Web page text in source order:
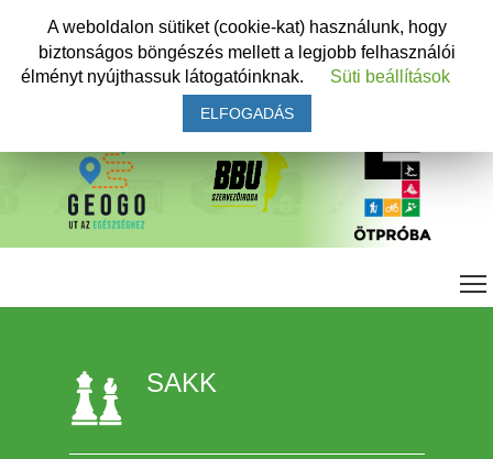
SAKK
A weboldalon sütiket (cookie-kat) használunk, hogy
biztonságos böngészés mellett a legjobb felhasználói
élményt nyújthassuk látogatóinknak.
Süti beállítások
ELFOGADÁS